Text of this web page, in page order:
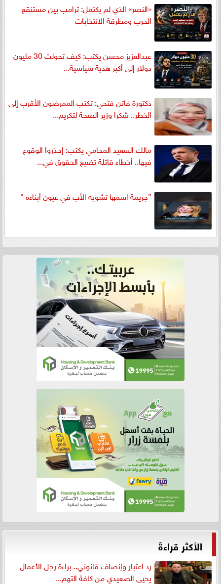
«النصر» الذي لم يكتمل: ترامب بين مستنقع
الحرب ومطرقة الانتخابات
عبدالعزيز محسن يكتب: كيف تحولت 30 مليون
دولار إلى أكبر هدية سياسية...
دكتورة فاتن فتحي: تكتب الممرضون الأقرب إلى
الخطر.. شكرا وزير الصحة لتكريم...
مالك السعيد المحامي يكتب: إحذروا الوقوع
فيها.. أخطاء قاتلة تضيع الحقوق في...
”جريمة اسمها تشويه الأب في عيون أبناءه ”
الأكثر قراءةً
رد اعتبار وإنصاف قانوني.. براءة رجل الأعمال
يحيى الصعيدي من كافة التهم...